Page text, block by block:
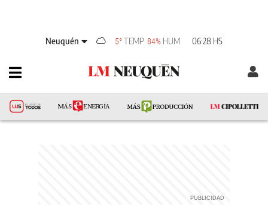
Neuquén 5°TEMP 84% HUM 06:28 HS